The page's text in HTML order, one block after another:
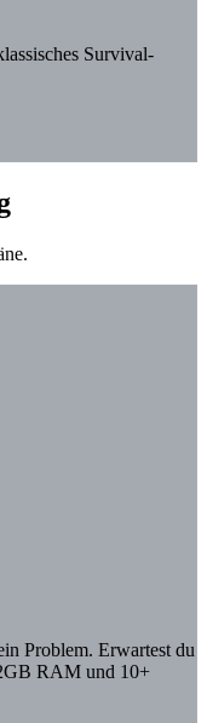
Survival-
Problem. Erwartest du
RAM und 10+